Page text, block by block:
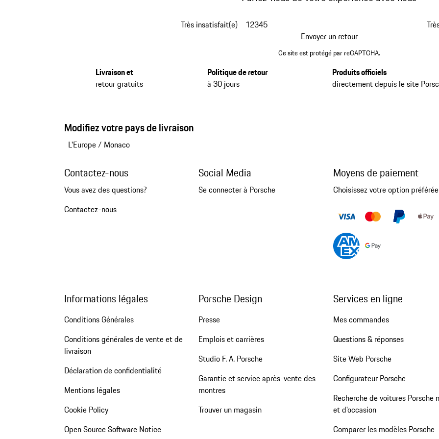
Très insatisfait(e) 12345
Envoyer un retour
Ce site est protégé par reCAPTCHA.
Livraison et
retour gratuits
Politique de retour
à 30 jours
Produits officiels
directement depuis le site
Modifiez votre pays de livraison
L'Europe/ Monaco
Contactez-nous
Vous avez des questions?
Contactez-nous
Social Media
Se connecter à Porsche
Moyens de paiement
Choisissez votre option préférée
Informations légales
Conditions Générales
Conditions générales de vente et de
livraison
Déclaration de confidentialité
Mentions légales
Cookie Policy
Open Source Software Notice
Porsche Design
Presse
Emplois et carrières
Studio F. A. Porsche
Garantie et service après-vente des
montres
Trouver un magasin
Services en ligne
Mes commandes
Questions & réponses
Site Web Porsche
Configurateur Porsche
Recherche de voitures Porsche
et d'occasion
Comparer les modèles Porsche